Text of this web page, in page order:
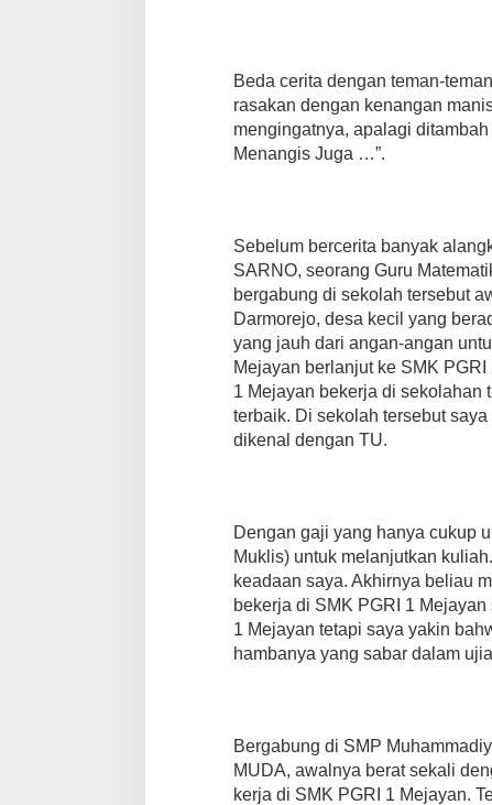
Beda cerita dengan teman-
rasakan dengan kenangan
mengingatnya, apalagi
Menangis Juga …”.
Sebelum bercerita banyak
SARNO, seorang Guru
bergabung di sekolah tersebut
Darmorejo, desa kecil yang
yang jauh dari angan-angan
Mejayan berlanjut ke SMK
1 Mejayan bekerja di sekolahan
terbaik. Di sekolah tersebut
dikenal dengan TU.
Dengan gaji yang hanya cukup
Muklis) untuk melanjutkan
keadaan saya. Akhirnya beliau
bekerja di SMK PGRI 1
1 Mejayan tetapi saya yakin
hambanya yang sabar dalam
Bergabung di SMP
MUDA, awalnya berat sekali
kerja di SMK PGRI 1 Mejayan.